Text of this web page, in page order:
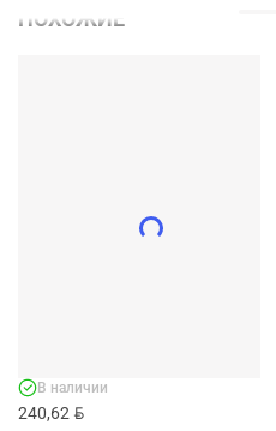
ПОХОЖИЕ
240,62 BYN
В наличии